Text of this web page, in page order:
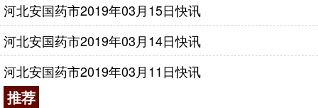
河北安国药市2019年03月15日快讯
河北安国药市2019年03月14日快讯
河北安国药市2019年03月11日快讯
推荐